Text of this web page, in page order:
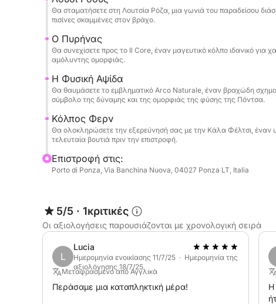
Θα σταματήσετε στη Λουτσία Ρόζα, μια γωνιά του παραδείσου
πισίνες σκαμμένες στον βράχο.
Ο Πυρήνας
Θα συνεχίσετε προς το Il Core, έναν μαγευτικό κόλπο ιδανικό για
αμόλυντης ομορφιάς.
Η Φυσική Αψίδα
Θα θαυμάσετε το εμβληματικό Arco Naturale, έναν βραχώδη
σύμβολο της δύναμης και της ομορφιάς της φύσης της Πόντσα.
Κόλπος Φερν
Θα ολοκληρώσετε την εξερεύνησή σας με την Κάλα Φέλτσι, έναν
τελευταία βουτιά πριν την επιστροφή.
Επιστροφή στις:
Porto di Ponza, Via Banchina Nuova, 04027 Ponza LT, Italia
5/5 · 1κριτικές
Οι αξιολογήσεις παρουσιάζονται με χρονολογική σειρά
L
Lucia
Ημερομηνία ενοικίασης 11/7/25 · Ημερομηνία της
αξιολόγησης 18/7/25
Μεταφρασμένο από Αγγλικά
Περάσαμε μια καταπληκτική μέρα!
Η